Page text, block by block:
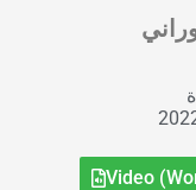
Video